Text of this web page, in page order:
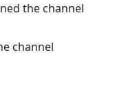
the channel
channel